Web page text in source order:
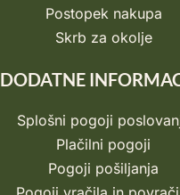
Postopek nakupa
Skrb za okolje
DODATNE
Splošni pogoji
Plačilni pogoji
Pogoji pošiljanja